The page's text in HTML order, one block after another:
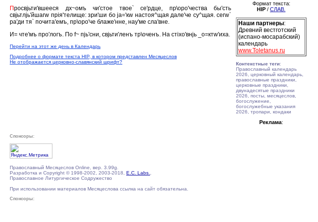
Просвjьти'вшееся дх~омъ чи'стое твое` се'рдце, пр\оро'чества бы'сть
свjьтлjь'йшагw прiя'телище: зри'ши бо jа='кw настоя^щая дале'че су^щая. сегw`
ра'ди тя` почита'емъ, пр\оро'че блаже'нне, нау'ме сла'вне.
И= чте'мъ про'логъ. По f~ пjь'сни, свjьти'ленъ тр\оченъ. На стiхо'внjь _о=ктw'иха.
Перейти на этот же день в Календарь
Подробнее о формате текста HIP, в котором представлен Месяцеслов
Не отображается церковно-славянский шрифт?
Формат текста:
HIP / СЛАВ.
Наши партнеры:
Древний вестготский
(испано-мосарабский)
календарь
www.Toletanus.ru
Контекстные теги:
Православный календарь
2026, церковный календарь,
православные праздники,
церковные праздники,
двунадесятые праздники
2026, посты, месяцеслов,
богослужение,
богослужебные указания
2026, тропари, кондаки
Реклама:
Спонсоры:
Православный Месяцеслов Online, вер. 3.99g.
Разработка и Copyright © 1998-2002, 2003-2018, E.C. Labs.
Православное Литургическое Содружество
При использовании материалов Месяцеслова ссылка на сайт обязательна.
Спонсоры: